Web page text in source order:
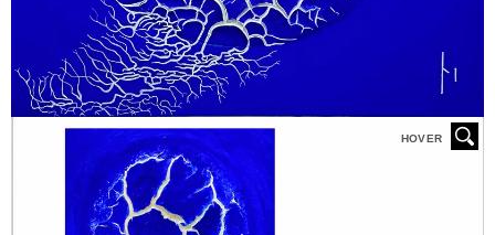
HOVER